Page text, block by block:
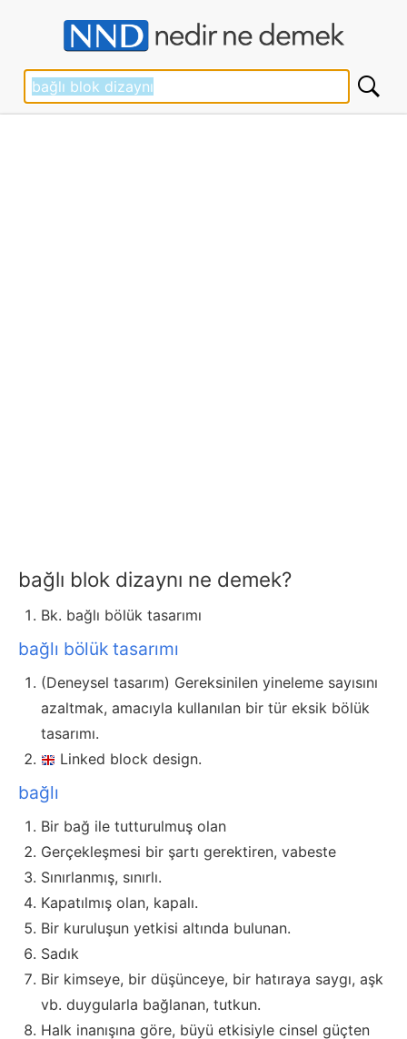
bağlı blok dizaynı ne demek?
Bk. bağlı bölük tasarımı
bağlı bölük tasarımı
(Deneysel tasarım) Gereksinilen yineleme sayısını
azaltmak, amacıyla kullanılan bir tür eksik bölük
tasarımı.
Linked block design.
bağlı
Bir bağ ile tutturulmuş olan
Gerçekleşmesi bir şartı gerektiren, vabeste
Sınırlanmış, sınırlı.
Kapatılmış olan, kapalı.
Bir kuruluşun yetkisi altında bulunan.
Sadık
Bir kimseye, bir düşünceye, bir hatıraya saygı, aşk
vb. duygularla bağlanan, tutkun.
Halk inanışına göre, büyü etkisiyle cinsel güçten